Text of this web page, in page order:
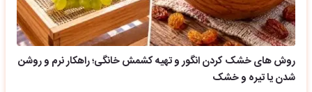
روش های خشک کردن انگور و تهیه کشمش خانگی؛ راهکار نرم و روشن
شدن یا تیره و خشک